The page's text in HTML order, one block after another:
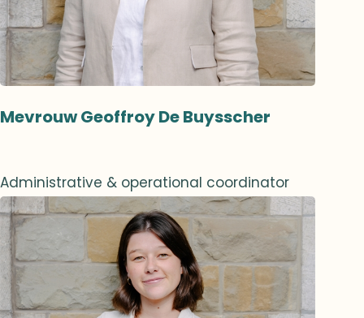
Mevrouw Geoffroy De Buysscher
Administrative & operational coordinator